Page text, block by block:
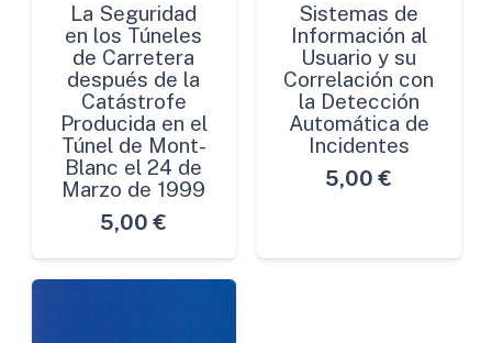
La Seguridad
en los Túneles
de Carretera
después de la
Catástrofe
Producida en el
Túnel de Mont-
Blanc el 24 de
Marzo de 1999
5,00 €
Sistemas de
Información al
Usuario y su
Correlación con
la Detección
Automática de
Incidentes
5,00 €